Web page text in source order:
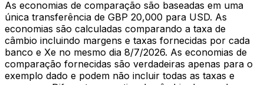
As economias de comparação são baseadas em uma
única transferência de GBP 20,000 para USD. As
economias são calculadas comparando a taxa de
câmbio incluindo margens e taxas fornecidas por cada
banco e Xe no mesmo dia 8/7/2026. As economias de
comparação fornecidas são verdadeiras apenas para o
exemplo dado e podem não incluir todas as taxas e